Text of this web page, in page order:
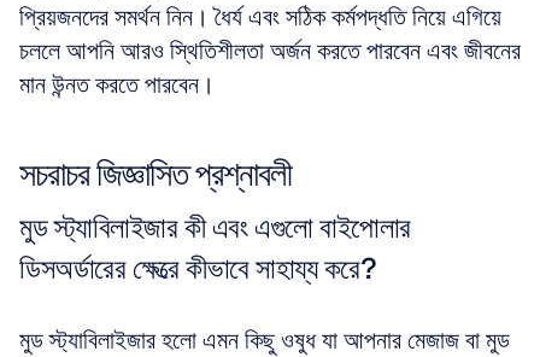
প্রিয়জনদের সমর্থন নিন। ধৈর্য এবং সঠিক কর্মপদ্ধতি নিয়ে এগিয়ে
চললে আপনি আরও স্থিতিশীলতা অর্জন করতে পারবেন এবং জীবনের
মান উন্নত করতে পারবেন।
সচরাচর জিজ্ঞাসিত প্রশ্নাবলী
মুড স্ট্যাবিলাইজার কী এবং এগুলো বাইপোলার
ডিসঅর্ডারের ক্ষেত্রে কীভাবে সাহায্য করে?
মুড স্ট্যাবিলাইজার হলো এমন কিছু ওষুধ যা আপনার মেজাজ বা মুড